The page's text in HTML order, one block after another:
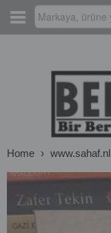
Home › www.sahaf.nl